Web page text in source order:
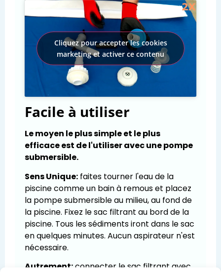
Cliquez pour accepter les cookies
marketing et activer ce contenu
Facile à utiliser
Le moyen le plus simple et le plus
efficace est de l'utiliser avec une pompe
submersible.
Sens Unique: faites tourner l'eau de la
piscine comme un bain à remous et placez
la pompe submersible au milieu, au fond de
la piscine. Fixez le sac filtrant au bord de la
piscine. Tous les sédiments iront dans le sac
en quelques minutes. Aucun aspirateur n'est
nécessaire.
Autrement:connecter le sac filtrant avec